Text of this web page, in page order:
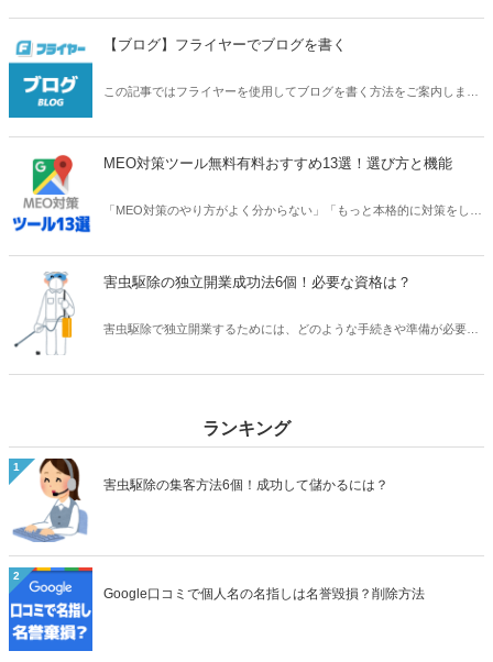
【ブログ】フライヤーでブログを書く
この記事ではフライヤーを使用してブログを書く方法をご案内しま
MEO対策ツール無料有料おすすめ13選！選び方と機能
「MEO対策のやり方がよく分からない」「もっと本格的に対策をした
します。
害虫駆除の独立開業成功法6個！必要な資格は？
害虫駆除で独立開業するためには、どのような手続きや準備が必要な
ランキング
1
害虫駆除の集客方法6個！成功して儲かるには？
2
Google口コミで個人名の名指しは名誉毀損？削除方法